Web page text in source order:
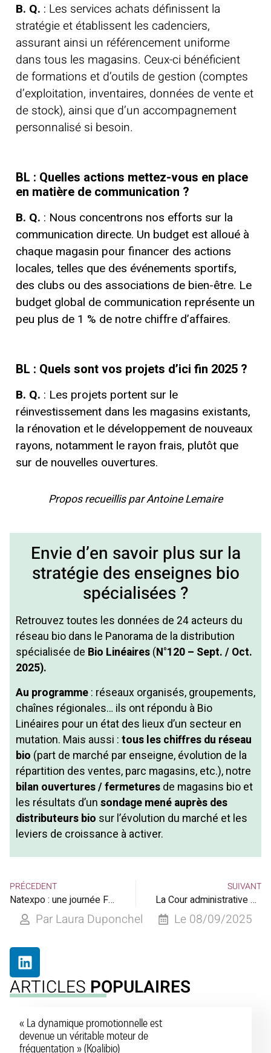
B. Q. : Les services achats définissent la
stratégie et établissent les cadenciers,
assurant ainsi un référencement uniforme
dans tous les magasins. Ceux-ci bénéficient
de formations et d’outils de gestion (comptes
d’exploitation, inventaires, données de vente et
de stock), ainsi que d’un accompagnement
personnalisé si besoin.
BL : Quelles actions mettez-vous en place
en matière de communication ?
B. Q. : Nous concentrons nos efforts sur la
communication directe. Un budget est alloué à
chaque magasin pour financer des actions
locales, telles que des événements sportifs,
des clubs ou des associations de bien-être. Le
budget global de communication représente un
peu plus de 1 % de notre chiffre d’affaires.
BL : Quels sont vos projets d’ici fin 2025 ?
B. Q. : Les projets portent sur le
réinvestissement dans les magasins existants,
la rénovation et le développement de nouveaux
rayons, notamment le rayon frais, plutôt que
sur de nouvelles ouvertures.
Propos recueillis par Antoine Lemaire
Envie d’en savoir plus sur la
stratégie des enseignes bio
spécialisées ?
Retrouvez toutes les données de 24 acteurs du
réseau bio dans le Panorama de la distribution
spécialisée de Bio Linéaires (N°120 – Sept. / Oct.
2025).
Au programme : réseaux organisés, groupements,
chaînes régionales… ils ont répondu à Bio
Linéaires pour un état des lieux d’un secteur en
mutation. Mais aussi : tous les chiffres du réseau
bio (part de marché par enseigne, évolution de la
répartition des ventes, parc magasins, etc.), notre
bilan ouvertures / fermetures de magasins bio et
les résultats d’un sondage mené auprès des
distributeurs bio sur l’évolution du marché et les
leviers de croissance à activer.
PRÉCEDENT
Natexpo : une journée Fruits & Légumes qui met le bio en scène !
SUIVANT
La Cour administrative d’appel de Paris somme l’État de revoir sa copie en manière de pesticides
ParLaura Duponchel Le 08/09/2025
ARTICLESPOPULAIRES
« La dynamique promotionnelle est
devenue un véritable moteur de
fréquentation » (Koalibio)